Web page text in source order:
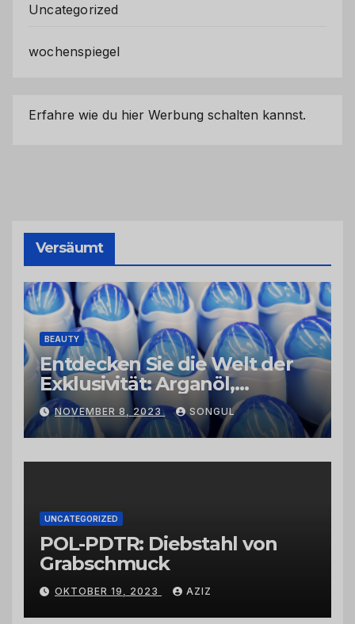
Uncategorized
wochenspiegel
Erfahre wie du hier Werbung schalten kannst.
Versäumt
BEAUTY
Entdecken Sie die Welt der
Exklusivität: Arganöl,
Kaktusfeigenkernöl und
Schwarzkümmelöl von
vertrauenswürdigen
Großhändlern und Anbietern
NOVEMBER 8, 2023 SONGUL
UNCATEGORIZED
POL-PDTR: Diebstahl von
Grabschmuck
OKTOBER 19, 2023 AZIZ